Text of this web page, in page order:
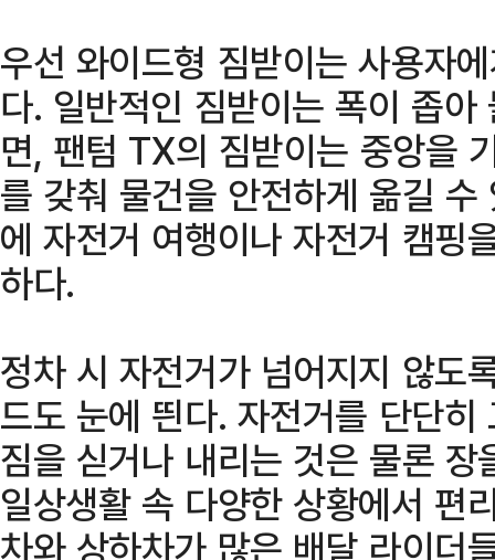
우선 와이드형 짐받이는 사용자
다. 일반적인 짐받이는 폭이 좁
면, 팬텀 TX의 짐받이는 중앙을
를 갖춰 물건을 안전하게 옮길
에 자전거 여행이나 자전거 캠핑
하다.
정차 시 자전거가 넘어지지 않도
드도 눈에 띈다. 자전거를 단단
짐을 싣거나 내리는 것은 물론
일상생활 속 다양한 상황에서 편
차와 상하차가 많은 배달 라이더